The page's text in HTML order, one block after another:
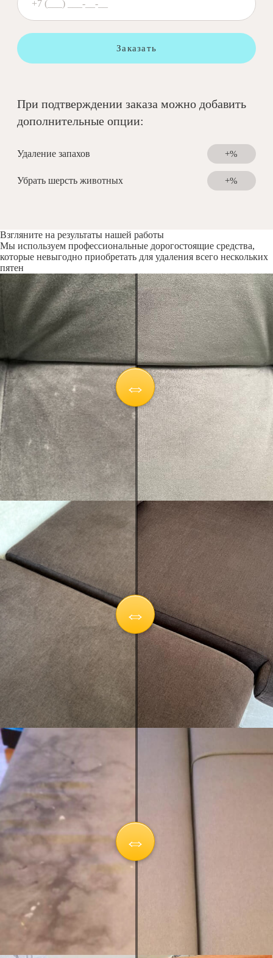
Заказать
При подтверждении заказа можно добавить
дополнительные опции:
Удаление запахов +%
Убрать шерсть животных +%
Взгляните на результаты нашей работы
Мы используем профессиональные дорогостоящие средства,
которые невыгодно приобретать для удаления всего нескольких
пятен